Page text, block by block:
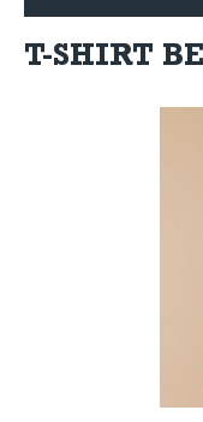
PLUS SIZE
T-SHIRT